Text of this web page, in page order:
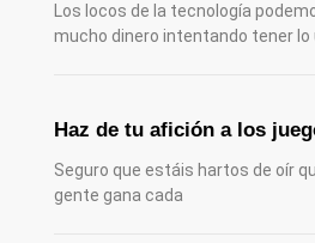
Los locos de la tecnología
mucho dinero intentando tener lo
Haz de tu afición a los
Seguro que estáis hartos de oír
gente gana cada